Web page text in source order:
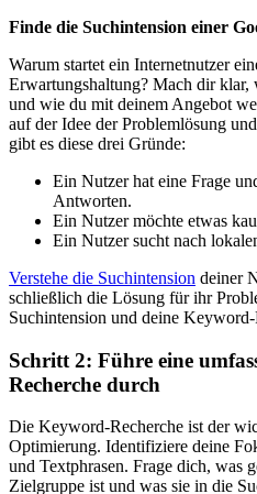
Finde die Suchintension einer
Warum startet ein Internetnutzer
Erwartungshaltung? Mach dir klar,
und wie du mit deinem Angebot
auf der Idee der Problemlösung
gibt es diese drei Gründe:
Ein Nutzer hat eine Frage
Antworten.
Ein Nutzer möchte etwas
Ein Nutzer sucht nach
Verstehe die Suchintension deiner
schließlich die Lösung für ihr
Suchintension und deine Keyword-
Schritt 2: Führe eine
Recherche durch
Die Keyword-Recherche ist der
Optimierung. Identifiziere deine
und Textphrasen. Frage dich, was
Zielgruppe ist und was sie in die